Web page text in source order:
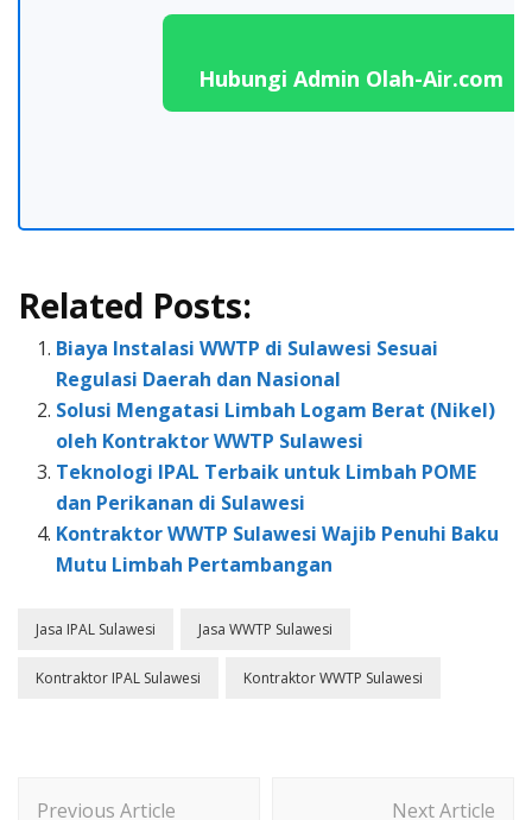
Hubungi Admin Olah-Air.com
Related Posts:
Biaya Instalasi WWTP di Sulawesi Sesuai
Regulasi Daerah dan Nasional
Solusi Mengatasi Limbah Logam Berat (Nikel)
oleh Kontraktor WWTP Sulawesi
Teknologi IPAL Terbaik untuk Limbah POME
dan Perikanan di Sulawesi
Kontraktor WWTP Sulawesi Wajib Penuhi Baku
Mutu Limbah Pertambangan
Jasa IPAL Sulawesi Jasa WWTP Sulawesi
Kontraktor IPAL Sulawesi Kontraktor WWTP Sulawesi
Previous Article Next Article